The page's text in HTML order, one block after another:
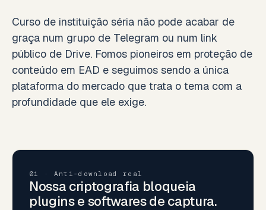
Curso de instituição séria não pode acabar de
graça num grupo de Telegram ou num link
público de Drive. Fomos pioneiros em proteção de
conteúdo em EAD e seguimos sendo a única
plataforma do mercado que trata o tema com a
profundidade que ele exige.
01 · Anti-download real
Nossa criptografia bloqueia
plugins e softwares de captura.